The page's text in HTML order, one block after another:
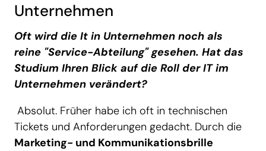
Unternehmen
Oft wird die It in Unternehmen noch als
reine "Service-Abteilung" gesehen. Hat das
Studium Ihren Blick auf die Roll der IT im
Unternehmen verändert?
Absolut. Früher habe ich oft in technischen
Tickets und Anforderungen gedacht. Durch die
Marketing- und Kommunikationsbrille